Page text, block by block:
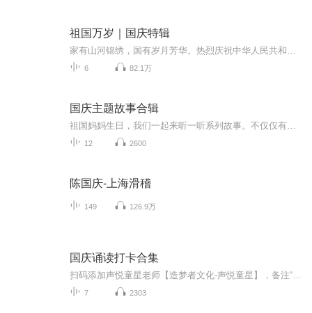
祖国万岁｜国庆特辑
6 82.1万
国庆主题故事合辑
12 2600
陈国庆-上海滑稽
149 126.9万
国庆诵读打卡合集
7 2303